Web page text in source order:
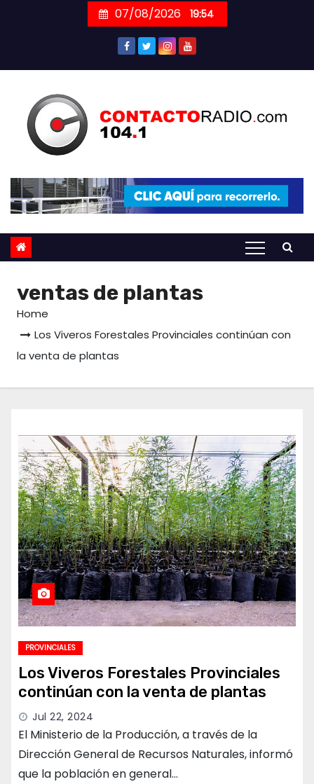
07/08/2026 19:54
ventas de plantas
Home
Los Viveros Forestales Provinciales continúan con
la venta de plantas
PROVINCIALES
Los Viveros Forestales Provinciales
continúan con la venta de plantas
Jul 22, 2024
El Ministerio de la Producción, a través de la
Dirección General de Recursos Naturales, informó
que la población en general…